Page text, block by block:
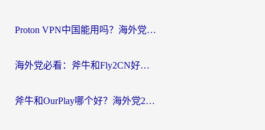
Proton VPN中国能用吗？海外党选回国加速器的避坑指南（附番茄加速器实测）
海外党必看：斧牛和Fly2CN好用吗？3招教你选对回国加速器（附免费试用攻略）
斧牛和OurPlay哪个好？海外党2026亲测：选对加速器，国内资源秒加载